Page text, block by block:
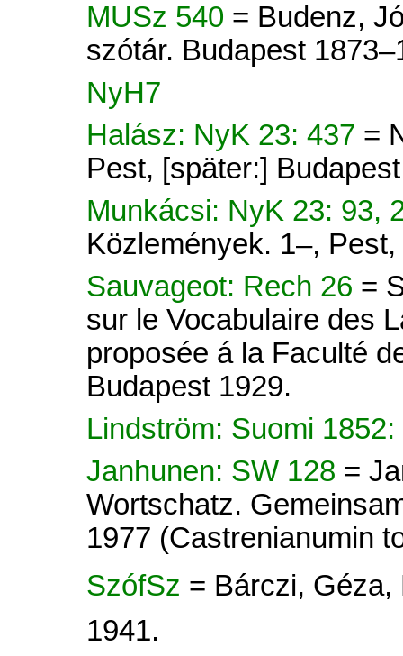
MUSz 540 = Budenz,
szótár. Budapest
NyH7
Halász: NyK 23: 437 =
Pest, [später:]
Munkácsi: NyK 23: 93,
Közlemények. 1–,
Sauvageot: Rech 26 =
sur le Vocabulaire des
proposée á la Faculté
Budapest 1929.
Lindström: Suomi 1852:
Janhunen: SW 128 =
Wortschatz.
1977 (Castrenianumin
SzófSz = Bárczi, Géza,
1941.